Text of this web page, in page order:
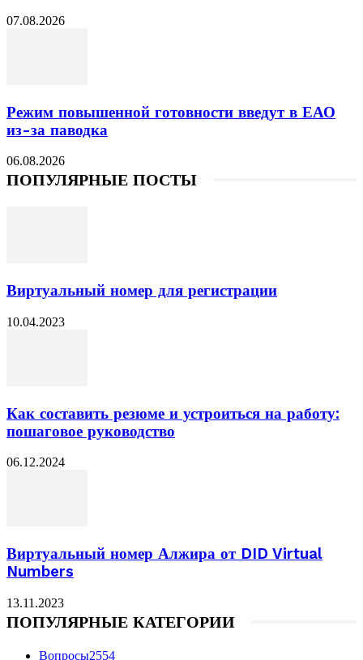
07.08.2026
Режим повышенной готовности введут в ЕАО
из-за паводка
06.08.2026
ПОПУЛЯРНЫЕ ПОСТЫ
Виртуальный номер для регистрации
10.04.2023
Как составить резюме и устроиться на работу:
пошаговое руководство
06.12.2024
Виртуальный номер Алжира от DID Virtual
Numbers
13.11.2023
ПОПУЛЯРНЫЕ КАТЕГОРИИ
Вопросы2554